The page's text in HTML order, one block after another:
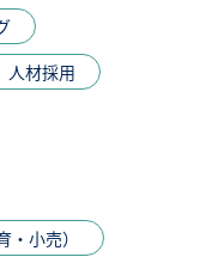
人材採用
小売）